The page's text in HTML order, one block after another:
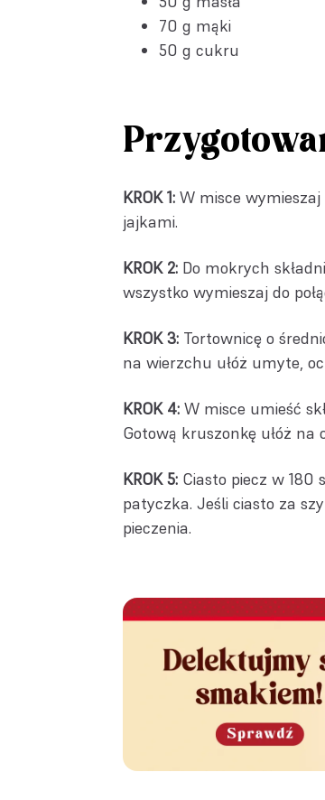
70 g mąki
50 g cukru
KROK 1: W misce
jajkami.
KROK 2: Do mokrych
wszystko wymieszaj do
KROK 3: Tortownicę o
na wierzchu ułóż umyte,
KROK 4: W misce umieść
Gotową kruszonkę ułóż na
KROK 5: Ciasto piecz w 180
patyczka. Jeśli ciasto za
pieczenia.